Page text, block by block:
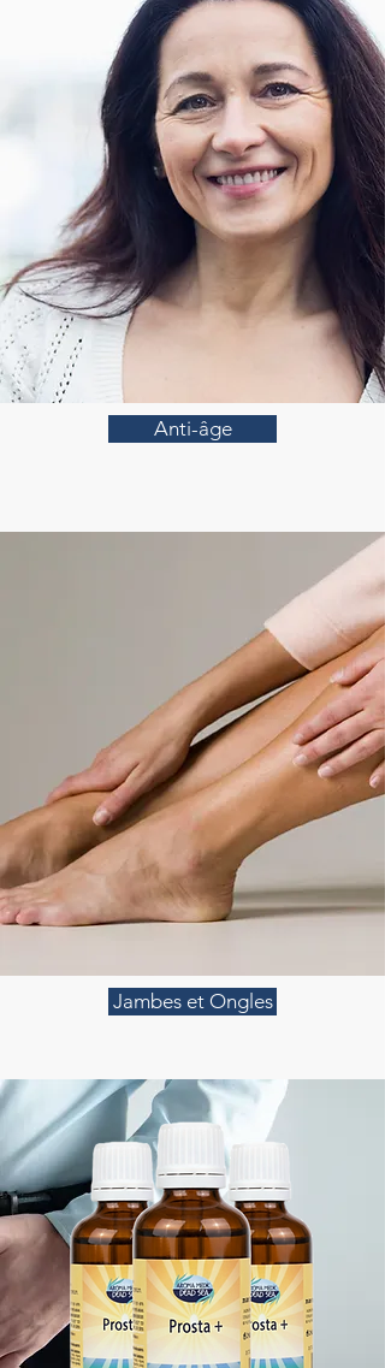
Anti-âge
Jambes et Ongles